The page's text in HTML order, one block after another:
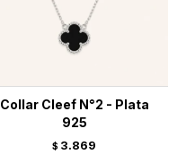
Collar Cleef N°2 - Plata
925
$ 3.869